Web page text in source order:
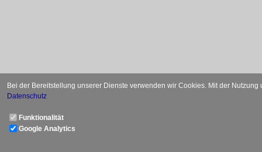
Bei der Bereitstellung unserer Dienste verwenden wir Cookies. Mit der
Datenschutz
Funktionalität
Google Analytics